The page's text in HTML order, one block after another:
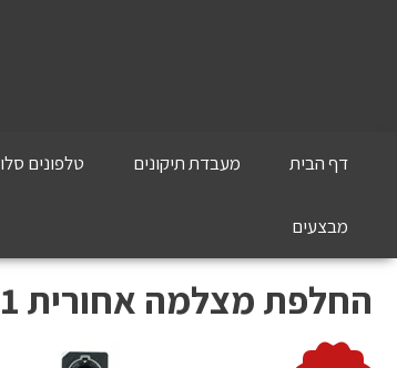
דף הבית מעבדת תיקונים טלפונים
מבצעים
‏החלפת מצלמה אחורית Apple iPhone 11 אפל